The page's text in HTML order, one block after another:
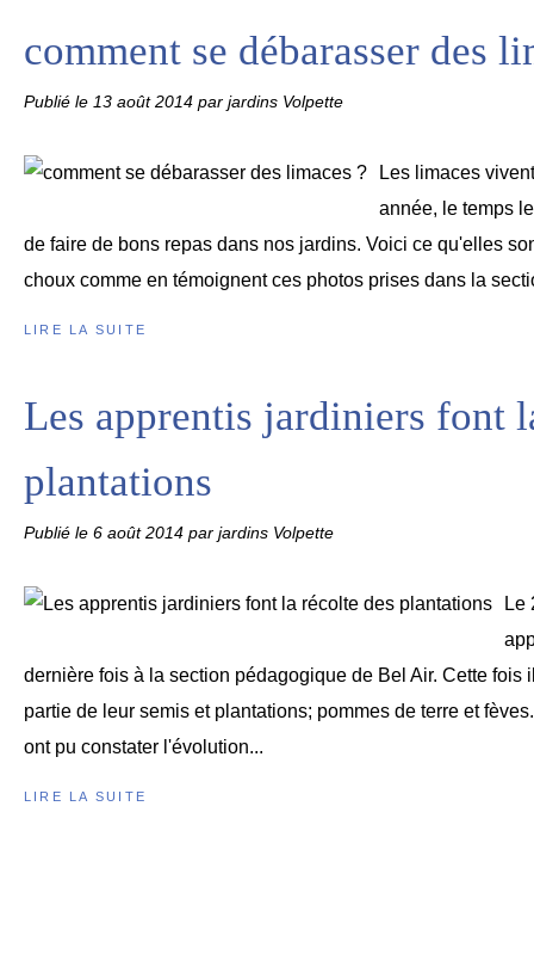
comment se débarasser des
Publié le 13 août 2014 par jardins Volpette
Les limaces
année, le temps
de faire de bons repas dans nos jardins. Voici ce qu'elles
choux comme en témoignent ces photos prises dans la
LIRE LA SUITE
Les apprentis jardiniers font
plantations
Publié le 6 août 2014 par jardins Volpette
Le
dernière fois à la section pédagogique de Bel Air. Cette fois
partie de leur semis et plantations; pommes de terre et
ont pu constater l'évolution...
LIRE LA SUITE